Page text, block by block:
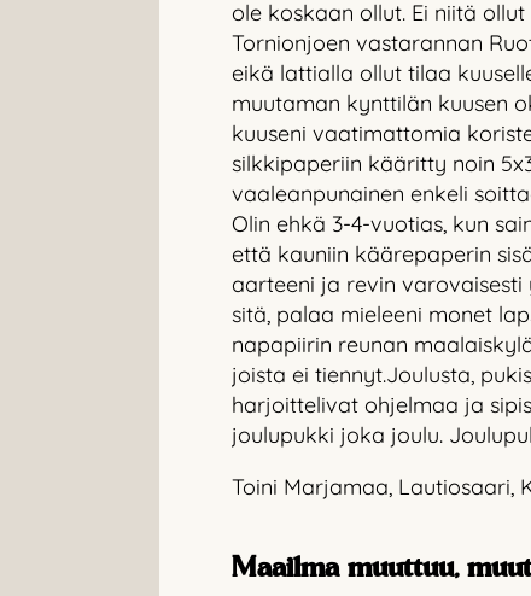
ole koskaan ollut. Ei niitä
Tornionjoen vastarannan
eikä lattialla ollut tilaa
muutaman kynttilän kuusen
kuuseni vaatimattomia
silkkipaperiin kääritty noin
vaaleanpunainen enkeli
Olin ehkä 3-4-vuotias, kun
että kauniin käärepaperin
aarteeni ja revin varovaisesti
sitä, palaa mieleeni monet
napapiirin reunan
joista ei tiennyt.Joulusta,
harjoittelivat ohjelmaa ja
joulupukki joka joulu.
Toini Marjamaa, Lautiosaari,
Maailma muuttuu,